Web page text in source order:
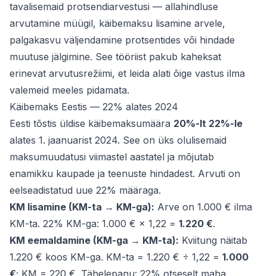
tavalisemaid protsendiarvestusi — allahindluse
arvutamine müügil, käibemaksu lisamine arvele,
palgakasvu väljendamine protsentides või hindade
muutuse jälgimine. See tööriist pakub kaheksat
erinevat arvutusrežiimi, et leida alati õige vastus ilma
valemeid meeles pidamata.
Käibemaks Eestis — 22% alates 2024
Eesti tõstis üldise käibemaksumäära 20%-lt 22%-le
alates 1. jaanuarist 2024. See on üks olulisemaid
maksumuudatusi viimastel aastatel ja mõjutab
enamikku kaupade ja teenuste hindadest. Arvuti on
eelseadistatud uue 22% määraga.
KM lisamine (KM-ta → KM-ga): Arve on 1.000 € ilma
KM-ta. 22% KM-ga: 1.000 € × 1,22 = 1.220 €.
KM eemaldamine (KM-ga → KM-ta): Kviitung näitab
1.220 € koos KM-ga. KM-ta = 1.220 € ÷ 1,22 = 1.000
€; KM = 220 €. Tähelepanu: 22% otseselt maha